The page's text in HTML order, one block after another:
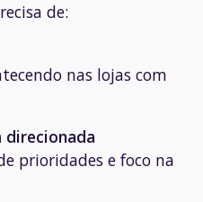
de:
nas lojas com
direcionada
prioridades e foco na